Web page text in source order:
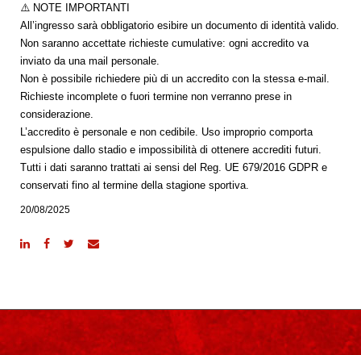
⚠️ NOTE IMPORTANTI
All’ingresso sarà obbligatorio esibire un documento di identità valido.
Non saranno accettate richieste cumulative: ogni accredito va
inviato da una mail personale.
Non è possibile richiedere più di un accredito con la stessa e-mail.
Richieste incomplete o fuori termine non verranno prese in
considerazione.
L’accredito è personale e non cedibile. Uso improprio comporta
espulsione dallo stadio e impossibilità di ottenere accrediti futuri.
Tutti i dati saranno trattati ai sensi del Reg. UE 679/2016 GDPR e
conservati fino al termine della stagione sportiva.
20/08/2025